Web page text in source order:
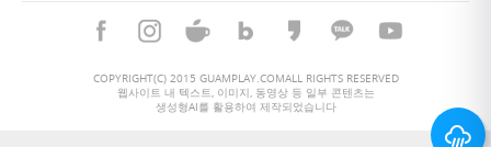
COPYRIGHT(C) 2015 GUAMPLAY.COMALL RIGHTS RESERVED
웹사이트 내 텍스트, 이미지, 동영상 등 일부 콘텐츠는
생성형AI를 활용하여 제작되었습니다